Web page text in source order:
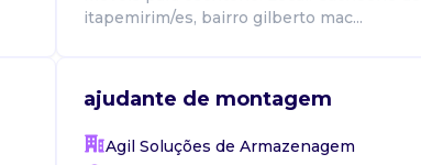
itapemirim/es, bairro gilberto mac...
ajudante de montagem
Agil Soluções de Armazenagem